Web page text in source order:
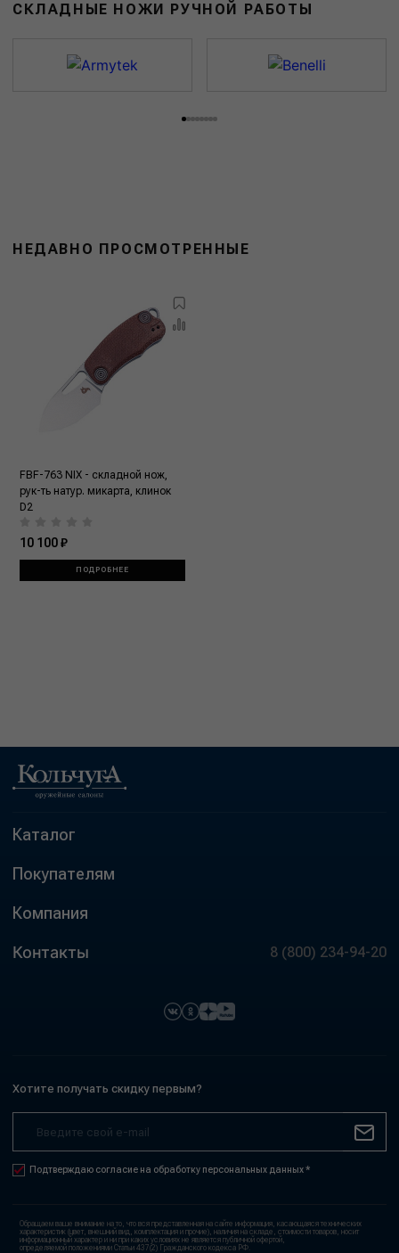
СКЛАДНЫЕ НОЖИ РУЧНОЙ РАБОТЫ
НЕДАВНО ПРОСМОТРЕННЫЕ
FBF-763 NIX - складной нож,
рук-ть натур. микарта, клинок
D2
10 100 ₽
ПОДРОБНЕЕ
Каталог
Покупателям
Компания
Контакты 8 (800) 234-94-20
Хотите получать скидку первым?
Подтверждаю согласие на обработку персональных данных *
Обращаем ваше внимание на то, что вся представленная на сайте информация, касающаяся технических
характеристик (цвет, внешний вид, комплектация и прочие), наличия на складе, стоимости товаров, носит
информационный характер и ни при каких условиях не является публичной офертой,
определяемой положениями Статьи 437(2) Гражданского кодекса РФ.